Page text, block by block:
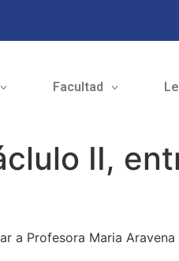
Facultad
II,
a Profesora Maria